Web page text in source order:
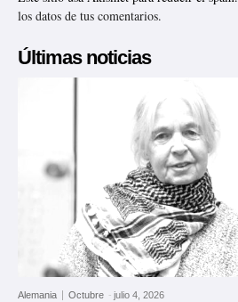
los datos de tus comentarios.
Últimas noticias
Alemania Octubre - julio 4, 2026